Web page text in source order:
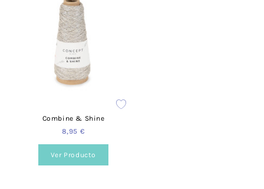
Combine & Shine
8,95 €
Ver Producto